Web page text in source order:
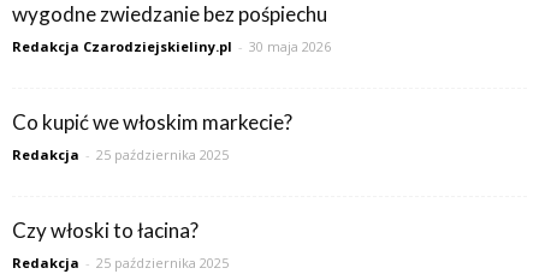
wygodne zwiedzanie bez pośpiechu
Redakcja Czarodziejskieliny.pl - 30 maja 2026
Co kupić we włoskim markecie?
Redakcja - 25 października 2025
Czy włoski to łacina?
Redakcja - 25 października 2025